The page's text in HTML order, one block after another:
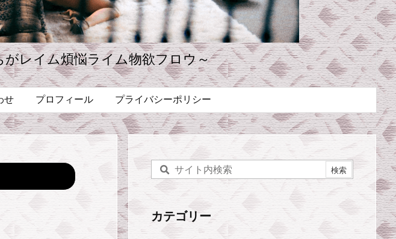
レイム煩悩ライム物欲フロウ～
せ プロフィール プライバシーポリシー
カテゴリー